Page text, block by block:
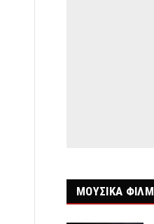
ΜΟΥΣΙΚΑ ΦΙΛΜ